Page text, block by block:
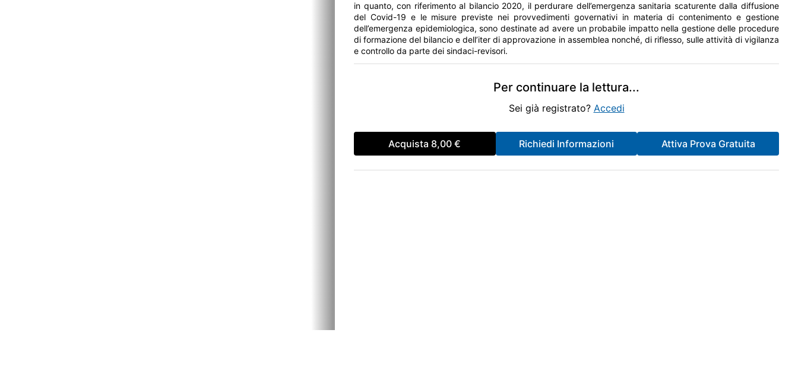
in quanto, con riferimento al bilancio 2020, il perdurare dell’emergenza sanitaria scaturente dalla diffusione
del Covid-19 e le misure previste nei provvedimenti governativi in materia di contenimento e gestione
dell’emergenza epidemiologica, sono destinate ad avere un probabile impatto nella gestione delle procedure
di formazione del bilancio e dell’iter di approvazione in assemblea nonché, di riflesso, sulle attività di vigilanza
e controllo da parte dei sindaci-revisori.
Per continuare la lettura...
Sei già registrato? Accedi
Acquista 8,00 € Richiedi Informazioni Attiva Prova Gratuita